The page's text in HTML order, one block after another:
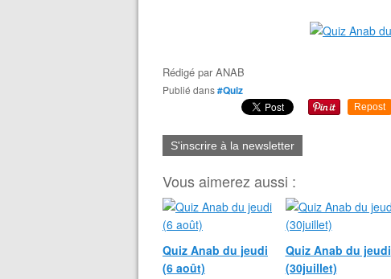
Rédigé parANAB
Publié dans#Quiz
Repost
S'inscrire à la newsletter
Vous aimerez aussi :
Quiz Anab du jeudi
(6 août)
Quiz Anab du jeudi
(30juillet)